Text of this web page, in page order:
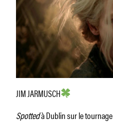
JIM JARMUSCH
Spottedà Dublin sur le